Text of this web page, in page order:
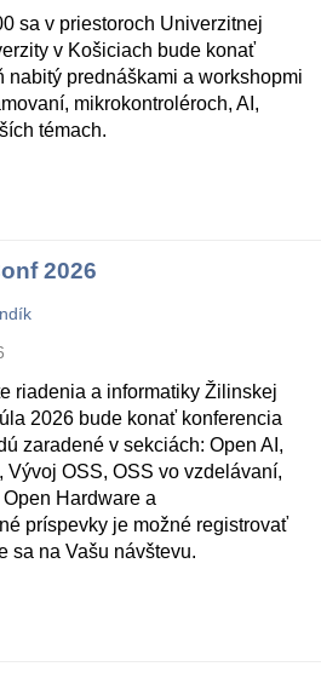
sa v priestoroch Univerzitnej
v Košiciach bude konať
nabitý prednáškami a workshopmi
mikrokontroléroch, AI,
témach.
2026
riadenia a informatiky Žilinskej
2026 bude konať konferencia
zaradené v sekciách: Open AI,
Vývoj OSS, OSS vo vzdelávaní,
Hardware a
príspevky je možné registrovať
sa na Vašu návštevu.